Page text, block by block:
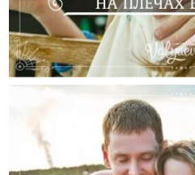
Старший Ребенок –
Плечах